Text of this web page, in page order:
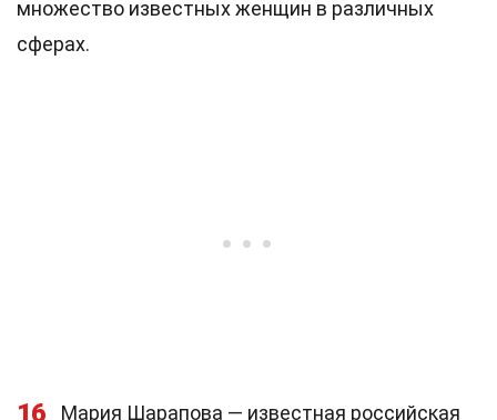
множество известных женщин в различных
сферах.
16
Мария Шарапова — известная российская